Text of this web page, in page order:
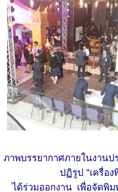
ภาพบรรยากาศภายในงาน
ปฏิรูป "เครื่อ
ได้ร่วมออกงาน เพื่อจัดพิ